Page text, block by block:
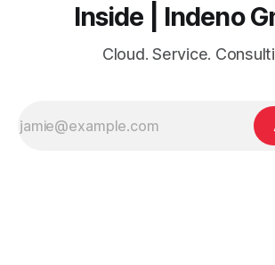
Inside | Indeno
Cloud. Service.